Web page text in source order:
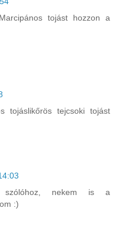
tojást hozzon a
tojáslikőrös tejcsoki tojást
szólóhoz, nekem is a
:)